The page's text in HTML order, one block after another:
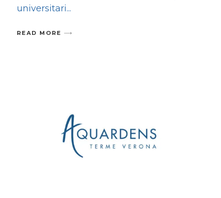
universitari
READ MORE